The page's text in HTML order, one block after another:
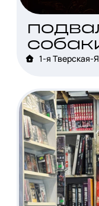
1-я Тверская-